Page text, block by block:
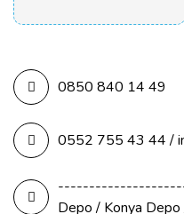
0850 840 14 49
0552 755 43 44 /
Depo / Konya